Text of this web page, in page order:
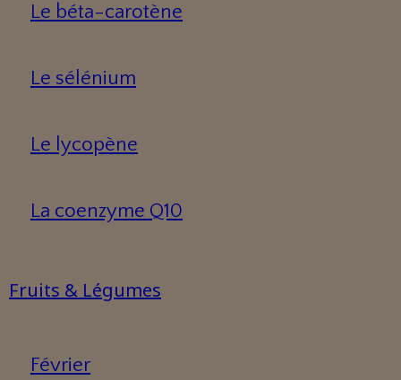
Le béta-carotène
Le sélénium
Le lycopène
La coenzyme Q10
Fruits & Légumes
Février